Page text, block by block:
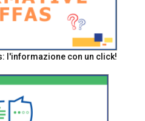
l'informazione con un click!